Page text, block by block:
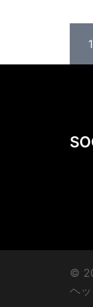
投
1
©
ヘ